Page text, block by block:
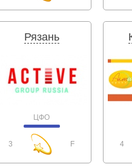
Рязань
ЦФО
3 F 4